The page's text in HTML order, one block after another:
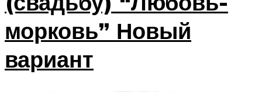
морковь” Новый
вариант